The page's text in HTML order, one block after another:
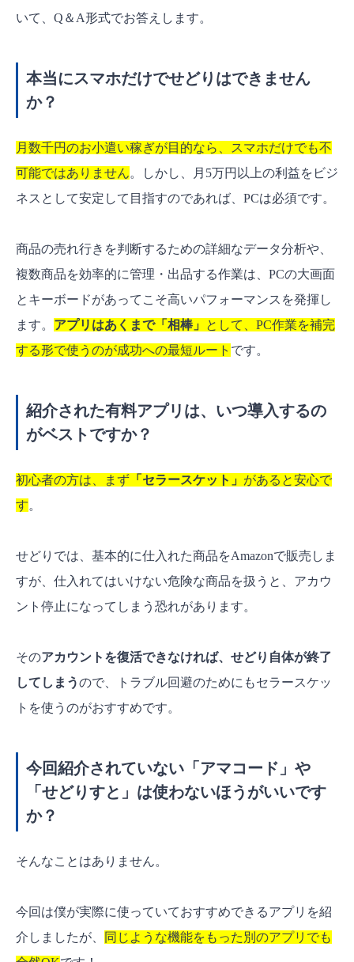
いて、Q＆A形式でお答えします。
本当にスマホだけでせどりはできません
か？
月数千円のお小遣い稼ぎが目的なら、スマホだけでも不
可能ではありません。しかし、月5万円以上の利益をビジ
ネスとして安定して目指すのであれば、PCは必須です。
商品の売れ行きを判断するための詳細なデータ分析や、
複数商品を効率的に管理・出品する作業は、PCの大画面
とキーボードがあってこそ高いパフォーマンスを発揮し
ます。 アプリはあくまで「相棒」
として、PC作業を補完
する形で使うのが成功への最短ルート です。
紹介された有料アプリは、いつ導入するの
がベストですか？
初心者の方は、まず 「セラースケット」 があると安心で
す。
せどりでは、基本的に仕入れた商品をAmazonで販売しま
すが、仕入れてはいけない危険な商品を扱うと、アカウ
ント停止になってしまう恐れがあります。
そのアカウントを復活できなければ、せどり自体が終了
してしまうので、トラブル回避のためにもセラースケッ
トを使うのがおすすめです。
今回紹介されていない「アマコード」や
「せどりすと」は使わないほうがいいです
か？
そんなことはありません。
今回は僕が実際に使っていておすすめできるアプリを紹
介しましたが、
同じような機能をもった別のアプリでも